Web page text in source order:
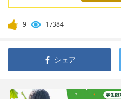
9 17384
シェア